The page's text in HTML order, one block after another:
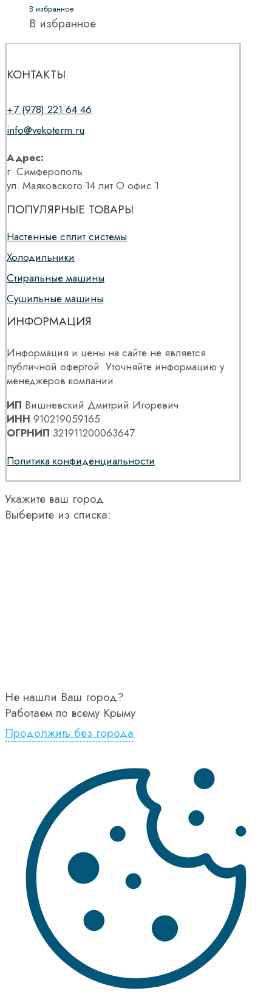
В избранное
В избранное
КОНТАКТЫ
+7 (978) 221 64 46
info@vekoterm.ru
Адрес:
г. Симферополь
ул. Маяковского 14 лит О офис 1
ПОПУЛЯРНЫЕ ТОВАРЫ
Настенные сплит системы
Холодильники
Стиральные машины
Сушильные машины
ИНФОРМАЦИЯ
Информация и цены на сайте не является
публичной офертой. Уточняйте информацию у
менеджеров компании.
ИП Вишневский Дмитрий Игоревич
ИНН 910219059165
ОГРНИП 321911200063647
Политика конфиденциальности
Укажите ваш город
Выберите из списка:
Не нашли Ваш город?
Работаем по всему Крыму
Продолжить без города